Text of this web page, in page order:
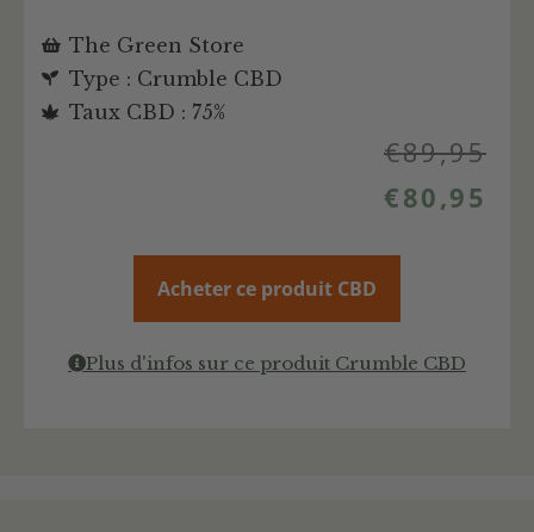
The Green Store
Type : Crumble CBD
Taux CBD : 75%
€89,95
€80,95
Acheter ce produit CBD
Plus d'infos sur ce produit Crumble CBD